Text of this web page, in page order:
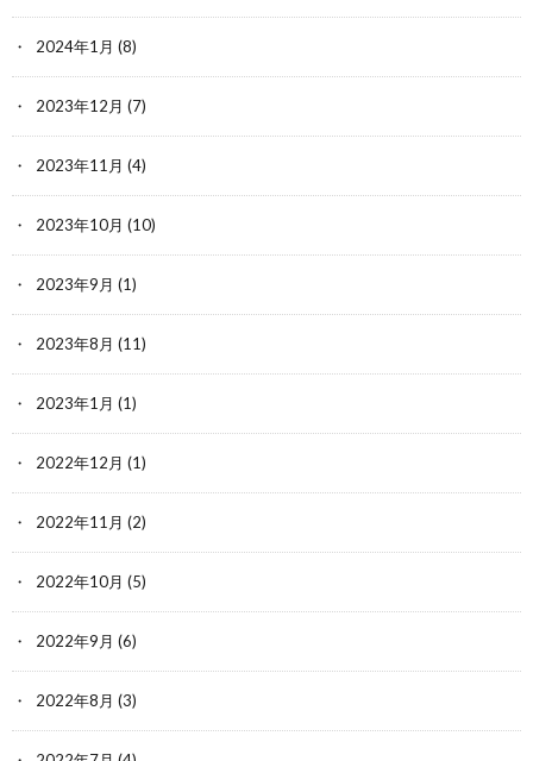
2024年1月 (8)
2023年12月 (7)
2023年11月 (4)
2023年10月 (10)
2023年9月 (1)
2023年8月 (11)
2023年1月 (1)
2022年12月 (1)
2022年11月 (2)
2022年10月 (5)
2022年9月 (6)
2022年8月 (3)